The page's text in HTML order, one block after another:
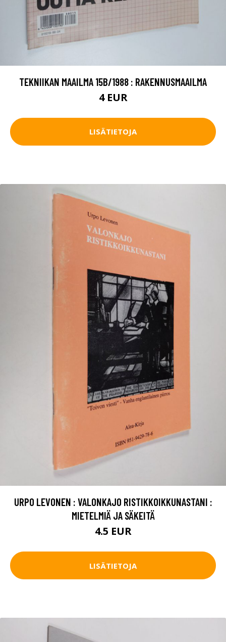
TEKNIIKAN MAAILMA 15B/1988 : RAKENNUSMAAILMA
4 EUR
LISÄTIETOJA
URPO LEVONEN : VALONKAJO RISTIKKOIKKUNASTANI :
MIETELMIÄ JA SÄKEITÄ
4.5 EUR
LISÄTIETOJA